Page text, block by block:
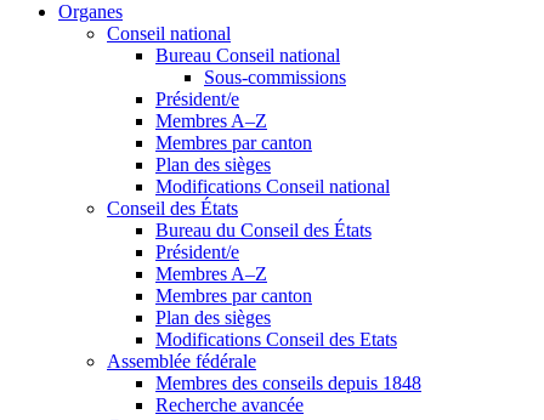
Organes
Conseil national
Bureau Conseil national
Sous-commissions
Président/e
Membres A–Z
Membres par canton
Plan des sièges
Modifications Conseil national
Conseil des États
Bureau du Conseil des États
Président/e
Membres A–Z
Membres par canton
Plan des sièges
Modifications Conseil des Etats
Assemblée fédérale
Membres des conseils depuis 1848
Recherche avancée